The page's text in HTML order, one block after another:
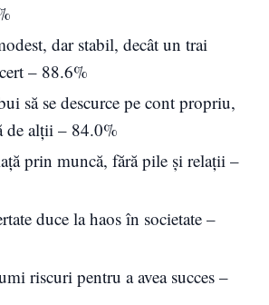
dar stabil, decât un trai
– 88.6%
să se descurce pe cont propriu,
de alții – 84.0%
prin muncă, fără pile și relații –
duce la haos în societate –
riscuri pentru a avea succes –